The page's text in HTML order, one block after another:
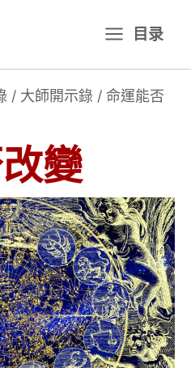
目录
/ 大師開示錄 / 命運能否
變